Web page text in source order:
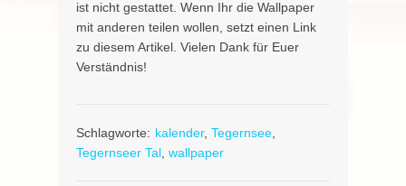
ist nicht gestattet. Wenn Ihr die Wallpaper
mit anderen teilen wollen, setzt einen Link
zu diesem Artikel. Vielen Dank für Euer
Verständnis!
Schlagworte: kalender, Tegernsee
Tegernseer Tal wallpaper